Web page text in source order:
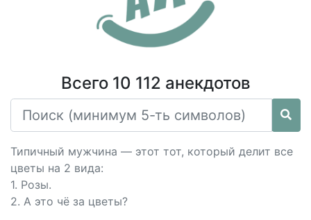
Всего 10 112 анекдотов
Типичный мужчина — этот тот, который делит все
цветы на 2 вида:
1. Розы.
2. А это чё за цветы?